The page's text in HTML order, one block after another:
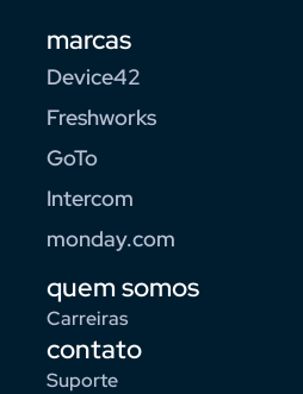
marcas
Device42
Freshworks
GoTo
Intercom
monday.com
quem somos
Carreiras
contato
Suporte